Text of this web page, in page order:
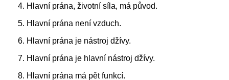
4. Hlavní prána, životní síla, má původ.
5. Hlavní prána není vzduch.
6. Hlavní prána je nástroj džívy.
7. Hlavní prána je hlavní nástroj džívy.
8. Hlavní prána má pět funkcí.